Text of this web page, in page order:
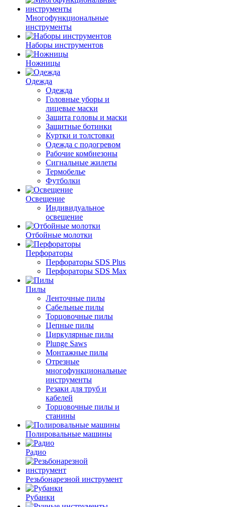
Многофункциональные
инструменты
Наборы инструментов
Ножницы
Одежда
Одежда
Головные уборы и
лицевые маски
Защита головы и маски
Защитные ботинки
Куртки и толстовки
Одежда с подогревом
Рабочие комбнезоны
Сигнальные жилеты
Термобелье
Футболки
Освещение
Индивидуальное
освещение
Отбойные молотки
Перфораторы
Перфораторы SDS Plus
Перфораторы SDS Max
Пилы
Ленточные пилы
Сабельные пилы
Торцовочные пилы
Цепные пилы
Циркулярные пилы
Plunge Saws
Монтажные пилы
Отрезные
многофункциональные
инструменты
Резаки для труб и
кабелей
Торцовочные пилы и
станины
Полировальные машины
Радио
Резьбонарезной инструмент
Рубанки